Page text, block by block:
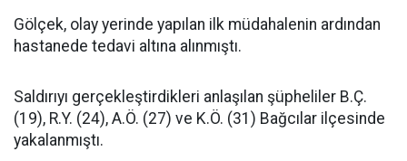
Gölçek, olay yerinde yapılan ilk müdahalenin ardından
hastanede tedavi altına alınmıştı.
Saldırıyı gerçekleştirdikleri anlaşılan şüpheliler B.Ç.
(19), R.Y. (24), A.Ö. (27) ve K.Ö. (31) Bağcılar ilçesinde
yakalanmıştı.